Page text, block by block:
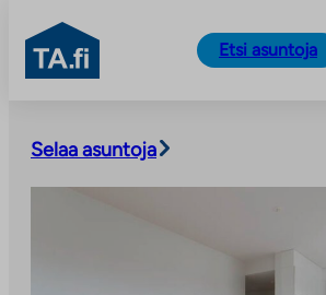
sisältöön
TA.fi
Etsi asuntoja
Selaa asuntoja